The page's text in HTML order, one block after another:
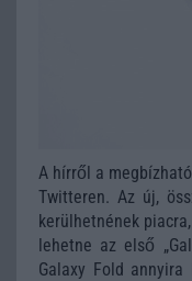
A hírről a
Twitteren. Az új,
kerülhetnének
lehetne az első
Galaxy Fold